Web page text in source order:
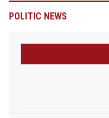
POLITIC NEWS